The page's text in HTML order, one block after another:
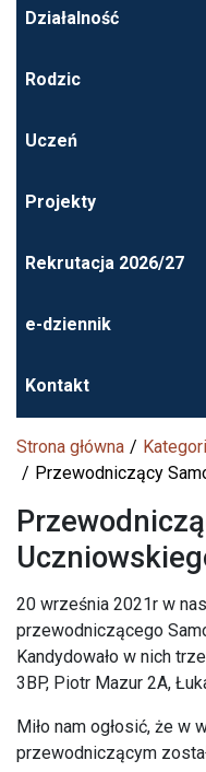
Działalność
Rodzic
Uczeń
Projekty
Rekrutacja 2026/27
e-dziennik
Kontakt
Strona główna
Przewodniczący
20 września 2021r w
przewodniczącego
Kandydowało w nich
3BP, Piotr Mazur 2A,
Miło nam ogłosić, że w
przewodniczącym